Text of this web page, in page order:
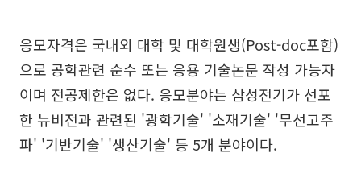
응모자격은 국내외 대학 및 대학원생(Post-doc포함)
으로 공학관련 순수 또는 응용 기술논문 작성 가능자
이며 전공제한은 없다. 응모분야는 삼성전기가 선포
한 뉴비전과 관련된 '광학기술' '소재기술' '무선고주
파' '기반기술' '생산기술' 등 5개 분야이다.